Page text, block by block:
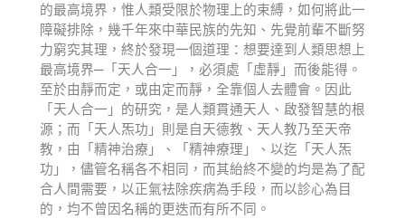
的最高境界，惟人類受限於物理上的束縛，如何將此一
障礙排除，幾千年來中華民族的先知、先覺前輩不斷努
力窮究其理，終於發現一個道理：想要達到人類思想上
最高境界—「天人合一」，必須處「虛靜」而後能得。
至於由靜而定，或由定而靜，全靠個人去體會。因此
「天人合一」的研究，是人類貫通天人、啟發智慧的根
源；而「天人炁功」則是自天德教、天人教乃至天帝
教，由「精神治療」、「精神療理」、以迄「天人炁
功」，儘管名稱各不相同，而其紿終不變的均是為了配
合人間需要，以正氣袪除疾病為手段，而以診心為目
的，均不曾因名稱的更迭而有所不同。